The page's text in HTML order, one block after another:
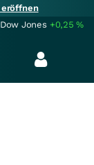
Dow Jones +0,25%